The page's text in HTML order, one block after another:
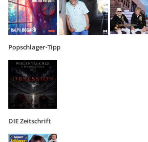
Popschlager-Tipp
DIE Zeitschrift